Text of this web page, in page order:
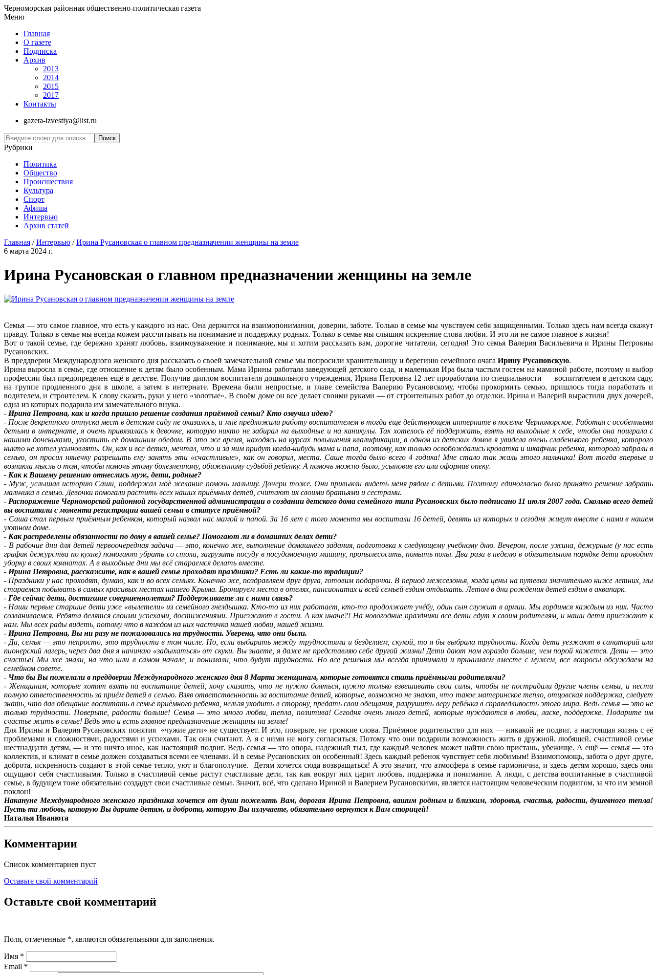
Черноморская районная общественно-политическая газета
Меню
Главная
О газете
Подписка
Архив
2013
2014
2015
2017
Контакты
gazeta-izvestiya@list.ru
Рубрики
Политика
Общество
Проиcшествия
Культура
Спорт
Афиша
Интервью
Архив статей
Главная /Интервью /Ирина Русановская о главном предназначении женщины на земле
6 марта 2024 г.
Ирина Русановская о главном предназначении женщины на земле
Семья — это самое главное, что есть у каждого из нас. Она держится на взаимопонимании, доверии, заботе. Только в семье мы чувствуем себя защищенными. Только здесь нам всегда скажут
правду. Только в семье мы всегда можем рассчитывать на понимание и поддержку родных. Только в семье мы слышим искренние слова любви. И это ли не самое главное в жизни!
Вот о такой семье, где бережно хранят любовь, взаимоуважение и понимание, мы и хотим рассказать вам, дорогие читатели, сегодня! Это семья Валерия Васильевича и Ирины Петровны
Русановских.
В преддверии Международного женского дня рассказать о своей замечательной семье мы попросили хранительницу и берегиню семейного очага Ирину Русановскую.
Ирина выросла в семье, где отношение к детям было особенным. Мама Ирины работала заведующей детского сада, и маленькая Ира была частым гостем на маминой работе, поэтому и выбор
профессии был предопределен ещё в детстве. Получив диплом воспитателя дошкольного учреждения, Ирина Петровна 12 лет проработала по специальности — воспитателем в детском саду,
на группе продленного дня в школе, а затем в интернате. Времена были непростые, и главе семейства Валерию Русановскому, чтобы прокормить семью, пришлось тогда поработать и
водителем, и строителем. К слову сказать, руки у него «золотые». В своём доме он все делает своими руками — от строительных работ до отделки. Ирина и Валерий вырастили двух дочерей,
одна из которых подарила им замечательного внука.
- Ирина Петровна, как и когда пришло решение создания приёмной семьи? Кто озвучил идею?
- После декретного отпуска мест в детском саду не оказалось, и мне предложили работу воспитателем в тогда еще действующем интернате в поселке Черноморское. Работая с особенными
детьми в интернате, я очень привязалась к девочке, которую никто не забирал на выходные и на каникулы. Так хотелось её поддержать, взять на выходные к себе, чтобы она поиграла с
нашими доченьками, угостить её домашним обедом. В это же время, находясь на курсах повышения квалификации, в одном из детских домов я увидела очень слабенького ребенка, которого
никто не хотел усыновлять. Он, как и все детки, мечтал, что и за ним придут когда-нибудь мама и папа, поэтому, как только освобождались кроватка и шкафчик ребенка, которого забрали в
семью, он просил нянечку разрешить ему занять эти «счастливые», как он говорил, места. Саше тогда было всего 4 годика! Мне стало так жаль этого мальчика! Вот тогда впервые и
возникла мысль о том, чтобы помочь этому болезненному, обиженному судьбой ребенку. А помочь можно было, усыновив его или оформив опеку.
- Как к Вашему решению отнеслись муж, дети, родные?
- Муж, услышав историю Саши, поддержал моё желание помочь малышу. Дочери тоже. Они привыкли видеть меня рядом с детьми. Поэтому единогласно было принято решение забрать
мальчика в семью. Девочки помогали растить всех наших приёмных детей, считают их своими братьями и сестрами.
- Распоряжение Черноморской районной государственной администрации о создании детского дома семейного типа Русановских было подписано 11 июля 2007 года. Сколько всего детей
вы воспитали с момента регистрации вашей семьи в статусе приёмной?
- Саша стал первым приёмным ребенком, который назвал нас мамой и папой. За 16 лет с того момента мы воспитали 16 детей, девять из которых и сегодня живут вместе с нами в нашем
уютном доме.
- Как распределены обязанности по дому в вашей семье? Помогают ли в домашних делах дети?
- В рабочие дни для детей первоочередная задача — это, конечно же, выполнение домашнего задания, подготовка к следующему учебному дню. Вечером, после ужина, дежурные (у нас есть
график дежурства по кухне) помогают убрать со стола, загрузить посуду в посудомоечную машину, пропылесосить, помыть полы. Два раза в неделю в обязательном порядке дети проводят
уборку в своих комнатах. А в выходные дни мы всё стараемся делать вместе.
- Ирина Петровна, расскажите, как в вашей семье проходят праздники? Есть ли какие-то традиции?
- Праздники у нас проходят, думаю, как и во всех семьях. Конечно же, поздравляем друг друга, готовим подарочки. В период межсезонья, когда цены на путевки значительно ниже летних, мы
стараемся побывать в самых красивых местах нашего Крыма. Бронируем места в отелях, пансионатах и всей семьей ездим отдыхать. Летом в дни рождения детей ездим в аквапарк.
- Где сейчас дети, достигшие совершеннолетия? Поддерживаете ли с ними связь?
- Наши первые старшие дети уже «вылетели» из семейного гнездышка. Кто-то из них работает, кто-то продолжает учёбу, один сын служит в армии. Мы гордимся каждым из них. Часто
созваниваемся. Ребята делятся своими успехами, достижениями. Приезжают в гости. А как иначе?! На новогодние праздники все дети едут к своим родителям, и наши дети приезжают к
нам. Мы всех рады видеть, потому что в каждом из них частичка нашей любви, нашей жизни.
- Ирина Петровна, Вы ни разу не пожаловались на трудности. Уверена, что они были.
- Да, семья — это непросто, это трудности в том числе. Но, если выбирать между трудностями и безделием, скукой, то я бы выбрала трудности. Когда дети уезжают в санаторий или
пионерский лагерь, через два дня я начинаю «задыхаться» от скуки. Вы знаете, я даже не представляю себе другой жизни! Дети дают нам гораздо больше, чем порой кажется. Дети — это
счастье! Мы же знали, на что шли в самом начале, и понимали, что будут трудности. Но все решения мы всегда принимали и принимаем вместе с мужем, все вопросы обсуждаем на
семейном совете.
- Что бы Вы пожелали в преддверии Международного женского дня 8 Марта женщинам, которые готовятся стать приёмными родителями?
- Женщинам, которые хотят взять на воспитание детей, хочу сказать, что не нужно бояться, нужно только взвешивать свои силы, чтобы не пострадали другие члены семьи, и нести
полную ответственность за приём детей в семью. Взяв ответственность за воспитание детей, которые, возможно не знают, что такое материнское тепло, отцовская поддержка, следует
знать, что дав обещание воспитать в семье приёмного ребенка, нельзя уходить в сторону, предать свои обещания, разрушить веру ребёнка в справедливость этого мира. Ведь семья — это не
только трудности. Поверьте, радости больше! Семья — это много любви, тепла, позитива! Сегодня очень много детей, которые нуждаются в любви, ласке, поддержке. Подарите им
счастье жить в семье! Ведь это и есть главное предназначение женщины на земле!
Для Ирины и Валерия Русановских понятия «чужие дети» не существует. И это, поверьте, не громкие слова. Приёмное родительство для них — никакой не подвиг, а настоящая жизнь с её
проблемами и сложностями, радостями и успехами. Так они считают. А я с ними не могу согласиться. Потому что они подарили возможность жить в дружной, любящей, счастливой семье
шестнадцати детям, — и это ничто иное, как настоящий подвиг. Ведь семья — это опора, надежный тыл, где каждый человек может найти свою пристань, убежище. А ещё — семья — это
коллектив, и климат в семье должен создаваться всеми ее членами. И в семье Русановских он особенный! Здесь каждый ребенок чувствует себя любимым! Взаимопомощь, забота о друг друге,
доброта, искренность создают в этой семье тепло, уют и благополучие. Детям хочется сюда возвращаться! А это значит, что атмосфера в семье гармонична, и здесь детям хорошо, здесь они
ощущают себя счастливыми. Только в счастливой семье растут счастливые дети, так как вокруг них царит любовь, поддержка и понимание. А люди, с детства воспитанные в счастливой
семье, в будущем тоже обязательно создадут свои счастливые семьи. Значит, всё, что сделано Ириной и Валерием Русановскими, является настоящим человеческим подвигом, за что им земной
поклон!
Накануне Международного женского праздника хочется от души пожелать Вам, дорогая Ирина Петровна, вашим родным и близким, здоровья, счастья, радости, душевного тепла!
Пусть та любовь, которую Вы дарите детям, и доброта, которую Вы излучаете, обязательно вернутся к Вам сторицей!
Наталья Иванюта
Комментарии
Список комментариев пуст
Оставьте свой комментарий
Оставьте свой комментарий
Поля, отмеченные *, являются обязательными для заполнения.
Имя *
Email *